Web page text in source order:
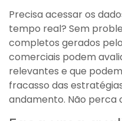
Precisa acessar os
tempo real? Sem
completos gerados
comerciais podem
relevantes e que
fracasso das
andamento. Não perca